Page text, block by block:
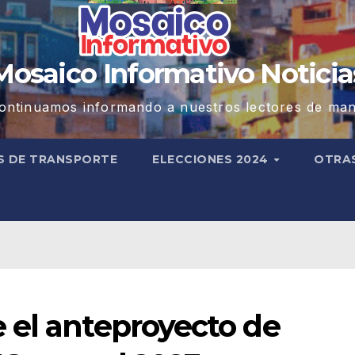
Informativo
informando a nuestros lectores de
DE TRANSPORTE ELECCIONES 2024
el anteproyecto de